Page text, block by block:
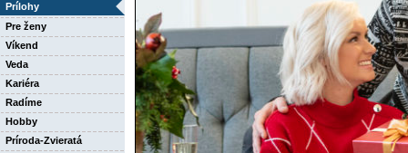
Prílohy
Pre ženy
Víkend
Veda
Kariéra
Radíme
Hobby
Príroda-Zvieratá